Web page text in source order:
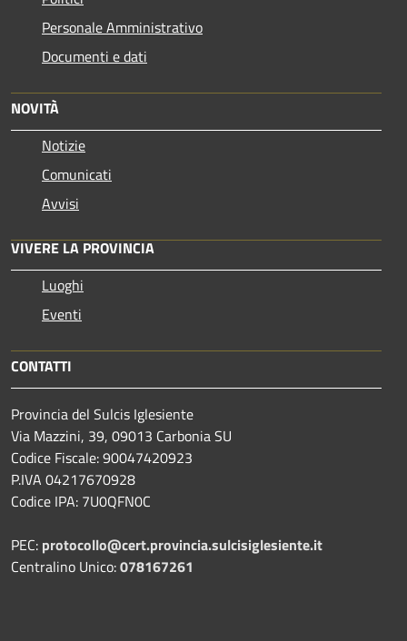
Personale Amministrativo
Documenti e dati
NOVITÀ
Notizie
Comunicati
Avvisi
VIVERE LA PROVINCIA
Luoghi
Eventi
CONTATTI
Provincia del Sulcis Iglesiente
Via Mazzini, 39, 09013 Carbonia SU
Codice Fiscale: 90047420923
P.IVA 04217670928
Codice IPA: 7U0QFN0C
PEC: protocollo@cert.provincia.sulcisiglesiente.it
Centralino Unico:078167261